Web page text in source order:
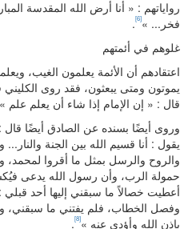
رواياتهم : « أنا أرض الله المقدسة
فخر... »[6]
.
غلوهم في أئمتهم
اعتقادهم أن الأئمة يعلمون الغيب،
يموتون ومتى يبعثون، فقد روى
قال : « إن الإمام إذا شاء أن يعلم علم »
وروى أيضًا بسنده عن الصادق أيضًا قال :
يقول : أنا قسيم الله بين الجنة
والروح والرسل بمثل ما أقروا
حمولة الرب، وأن رسول الله يدعى
أعطيت خصالاً ما سبقني إليها أحد قبلي :
وفصل الخطاب، فلم يفتني ما سبقني،
بإذن الله وأؤدي عنه »[8]
.